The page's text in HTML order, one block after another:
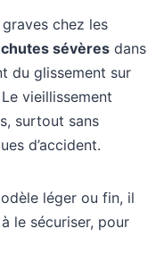
chez les
sévères dans
du glissement sur
vieillissement
surtout sans
d’accident.
léger ou fin, il
le sécuriser, pour